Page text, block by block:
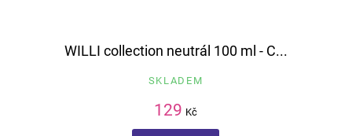
WILLI collection neutrál 100 ml - C...
SKLADEM
129 Kč